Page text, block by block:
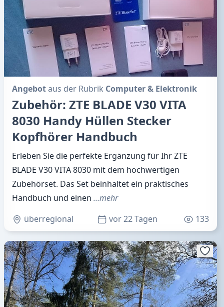
Angebotaus der Rubrik Computer & Elektronik
Zubehör: ZTE BLADE V30 VITA
8030 Handy Hüllen Stecker
Kopfhörer Handbuch
Erleben Sie die perfekte Ergänzung für Ihr ZTE
BLADE V30 VITA 8030 mit dem hochwertigen
Zubehörset. Das Set beinhaltet ein praktisches
Handbuch und einen …mehr
überregional
vor 22 Tagen 133